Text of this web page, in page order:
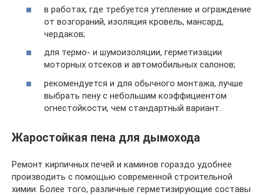
в работах, где требуется утепление и ограждение
от возгораний, изоляция кровель, мансард,
чердаков;
для термо- и шумоизоляции, герметизации
моторных отсеков и автомобильных салонов;
рекомендуется и для обычного монтажа, лучше
выбрать пену с небольшим коэффициентом
огнестойкости, чем стандартный вариант.
Жаростойкая пена для дымохода
Ремонт кирпичных печей и каминов гораздо удобнее
производить с помощью современной строительной
химии. Более того, различные герметизирующие составы